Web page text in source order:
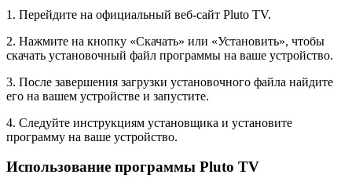
1. Перейдите на официальный веб-сайт Pluto TV.
2. Нажмите на кнопку «Скачать» или «Установить», чтобы
скачать установочный файл программы на ваше устройство.
3. После завершения загрузки установочного файла найдите
его на вашем устройстве и запустите.
4. Следуйте инструкциям установщика и установите
программу на ваше устройство.
Использование программы Pluto TV